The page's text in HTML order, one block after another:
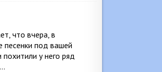
что вчера, в
песенки под вашей
у него ряд